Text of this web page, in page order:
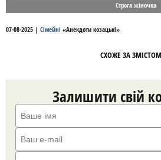
Строга жіночка
07-08-2025 | Сімейні «Анекдоти козацькі»
СХОЖЕ ЗА
Залишити свій